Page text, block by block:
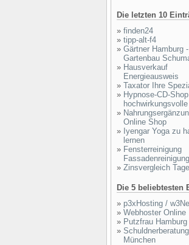
Die letzten 10
» finden24
» tipp-alt-f4
» Gärtner Hamburg -
Gartenbau
» Hausverkauf
Energieausweis
» Taxator Ihre
» Hypnose-CD-
»
Online Shop
» Iyengar Yoga zu
lernen
» Fensterreinigung
Fassadenreinigung
» Zinsvergleich
Die 5 beliebtesten
» p3xHosting /
» Webhoster Online
» Putzfrau Hamburg
» Schuldnerberatung
München